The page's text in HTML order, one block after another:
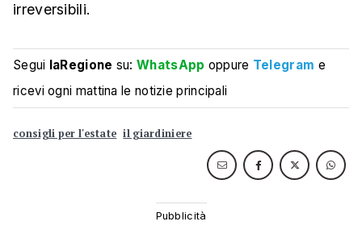
irreversibili.
Segui laRegione su:WhatsApp oppure Telegram e
ricevi ogni mattina le notizie principali
consigli per l'estate il giardiniere